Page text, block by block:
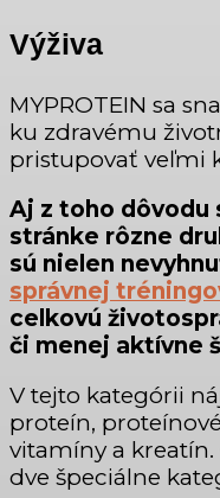
Výživa
MYPROTEIN sa
ku zdravému
pristupovať veľmi
Aj z toho dôvodu
stránke rôzne
sú nielen
správnej
celkovú
či menej aktívne
V tejto kategórii
proteín,
vitamíny a
dve špeciálne